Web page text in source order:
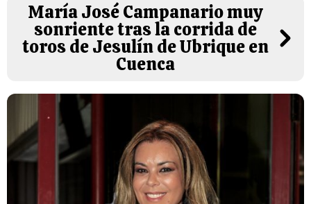
María José Campanario muy
sonriente tras la corrida de
toros de Jesulín de Ubrique en
Cuenca